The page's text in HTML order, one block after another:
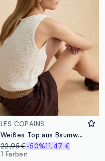
LES COPAINS
Weißes Top aus Baumwollmix
22,95 € -50%11,47 €
1 Farben